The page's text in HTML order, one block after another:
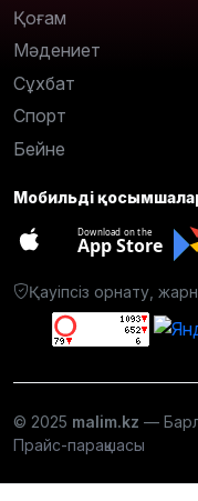
Қоғам
Мәдениет
Сұхбат
Спорт
Бейне
Мобильді
Download on the
App Store
Қауіпсіз орнату,
© 2025 malim.kz —
Прайс-парақшасы